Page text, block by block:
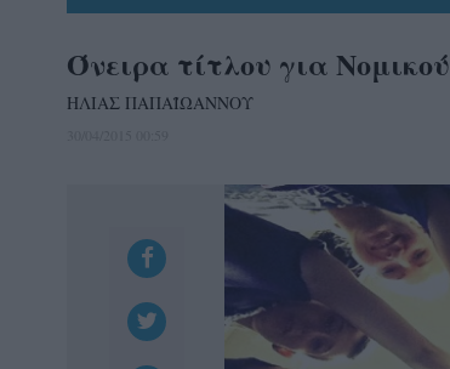
Όνειρα τίτλου για Νομικού
ΗΛΙΑΣ ΠΑΠΑΪΩΑΝΝΟΥ